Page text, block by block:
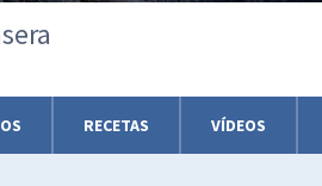
RECETAS VÍDEOS